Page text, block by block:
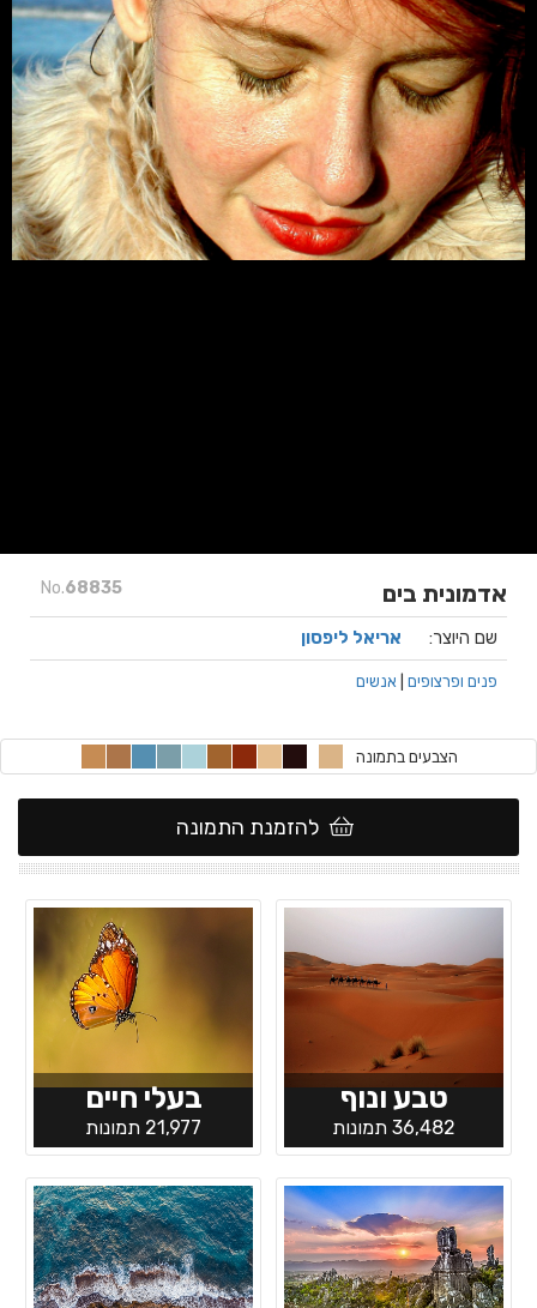
No.68835 אדמונית בים
שם היוצר: אריאל ליפסון
פנים ופרצופים אנשים
הצבעים בתמונה
להזמנת התמונה
טבע ונוף
36,482 תמונות
בעלי חיים
21,977 תמונות